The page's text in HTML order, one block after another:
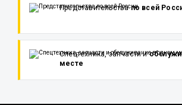
Представительствапо всей
Спецтехника, запчасти и
месте